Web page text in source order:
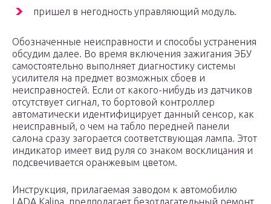
пришел в негодность управляющий модуль.
Обозначенные неисправности и способы устранения
обсудим далее. Во время включения зажигания ЭБУ
самостоятельно выполняет диагностику системы
усилителя на предмет возможных сбоев и
неисправностей. Если от какого-нибудь из датчиков
отсутствует сигнал, то бортовой контроллер
автоматически идентифицирует данный сенсор, как
неисправный, о чем на табло передней панели
салона сразу загорается соответствующая лампа. Этот
индикатор имеет вид руля со знаком восклицания и
подсвечивается оранжевым цветом.
Инструкция, прилагаемая заводом к автомобилю
LADA Kalina, предполагает безотлагательный ремонт